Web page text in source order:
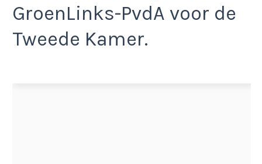
GroenLinks-PvdA voor de
Tweede Kamer.